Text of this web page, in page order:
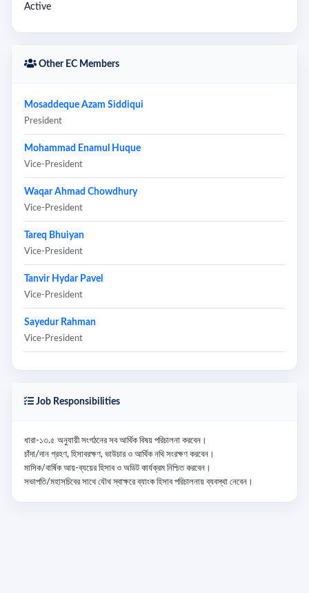
Active
Other EC Members
Mosaddeque Azam Siddiqui
President
Mohammad Enamul Huque
Vice-President
Waqar Ahmad Chowdhury
Vice-President
Tareq Bhuiyan
Vice-President
Tanvir Hydar Pavel
Vice-President
Sayedur Rahman
Vice-President
Job Responsibilities
ধারা-১৩.৫ অনুযায়ী সংগঠনের সব আর্থিক বিষয় পরিচালনা করবেন।
চাঁদা/দান গ্রহণ, হিসাবরক্ষণ, ভাউচার ও আর্থিক নথি সংরক্ষণ করবেন।
মাসিক/বার্ষিক আয়-ব্যয়ের হিসাব ও অডিট কার্যক্রম নিশ্চিত করবেন।
সভাপতি/মহাসচিবের সাথে যৌথ স্বাক্ষরে ব্যাংক হিসাব পরিচালনায় ব্যবস্থা নেবেন।